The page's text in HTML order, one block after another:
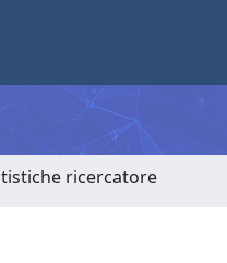
ricercatore